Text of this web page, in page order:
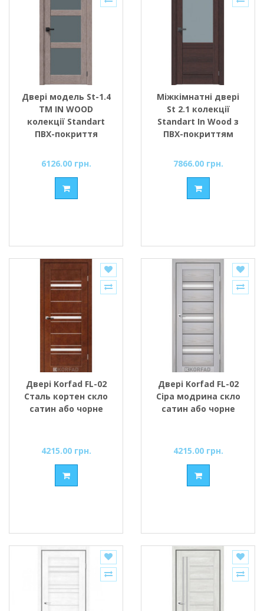
Двері модель St-1.4
ТМ IN WOOD
колекції Standart
ПВХ-покриття
6126.00 грн.
Міжкімнатні двері
St 2.1 колекції
Standart In Wood з
ПВХ-покриттям
7866.00 грн.
Двері Korfad FL-02
Сталь кортен скло
сатин або чорне
4215.00 грн.
Двері Korfad FL-02
Сіра модрина скло
сатин або чорне
4215.00 грн.